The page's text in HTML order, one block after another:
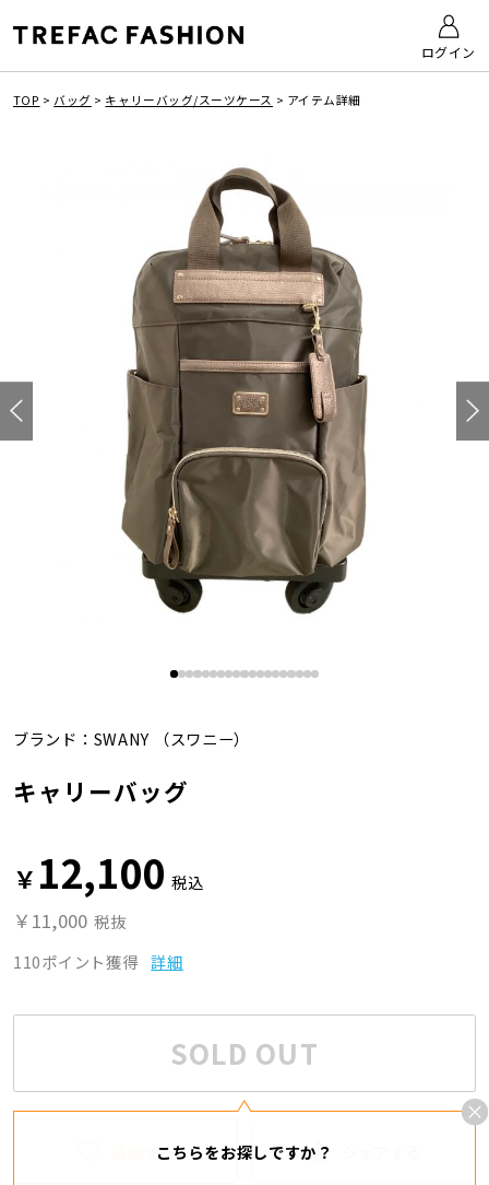
ログイン
TOP >バッグ > キャリーバッグ/スーツケース > アイテム詳細
ブランド： SWANY （スワニー）
キャリーバッグ
￥ 12,100 税込
￥11,000 税抜
110ポイント獲得 詳細
SOLD OUT
こちらをお探しですか？
追加する